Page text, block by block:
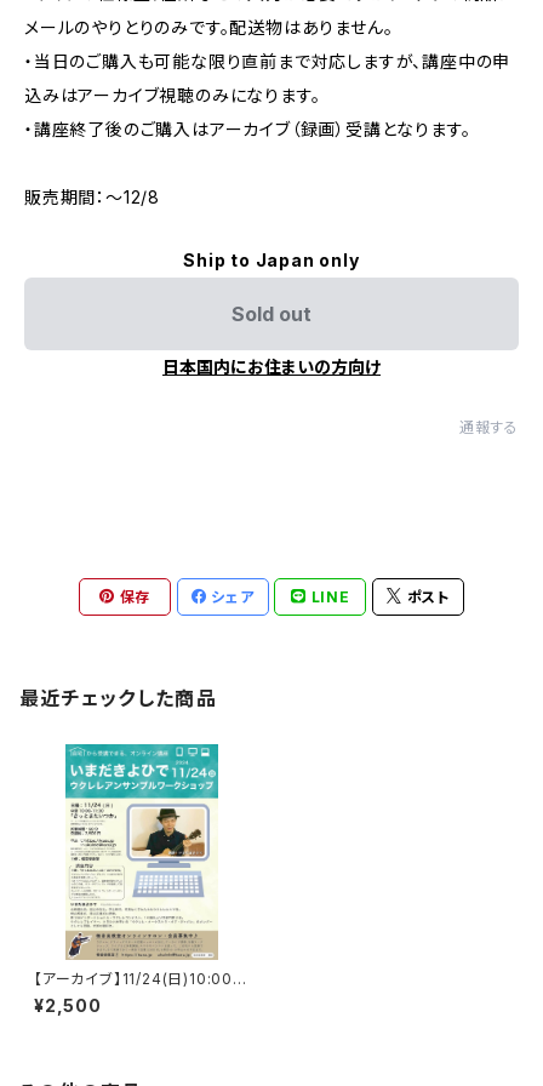
メールのやりとりのみです。配送物はありません。
・当日のご購入も可能な限り直前まで対応しますが、講座中の申
込みはアーカイブ視聴のみになります。
・講座終了後のご購入はアーカイブ（録画）受講となります。
販売期間：〜12/8
Ship to Japan only
Sold out
日本国内にお住まいの方向け
通報する
保存 シェア LINE ポスト
最近チェックした商品
【アーカイブ】11/24(日)10:00-
いまだきよひでウクレレアンサン
ブルWS「きっとまたいつか」
¥2,500